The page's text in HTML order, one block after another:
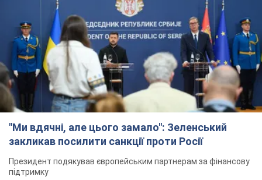
"Ми вдячні, але цього замало": Зеленський
закликав посилити санкції проти Росії
Президент подякував європейським партнерам за фінансову
підтримку